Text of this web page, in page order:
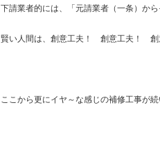
下請業者的には、「元請業者（一条）か
賢い人間は、創意工夫！ 創意工夫！ 創
ここから更にイヤ～な感じの補修工事が